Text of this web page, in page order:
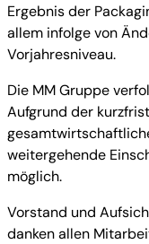
Ergebnis der
allem infolge von
Vorjahresniveau.
Die MM Gruppe
Aufgrund der
weitergehende
möglich.
Vorstand und
danken allen